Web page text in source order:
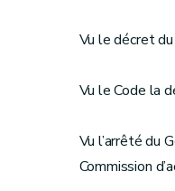
Vu le décret
Vu le Code la
Vu l’arrêté du
Commission